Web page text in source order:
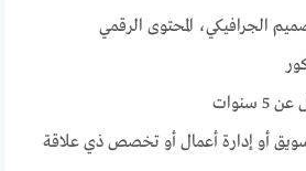
الجرافيكي، المحتوى الرقمي
5 سنوات
أو إدارة أعمال أو تخصص ذي علاقة